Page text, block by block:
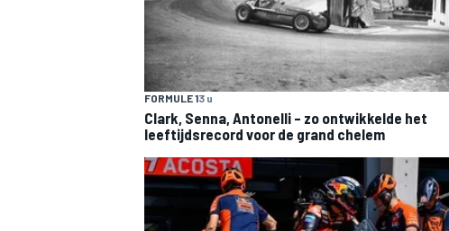
FORMULE 13 u
Clark, Senna, Antonelli – zo ontwikkelde het
leeftijdsrecord voor de grand chelem